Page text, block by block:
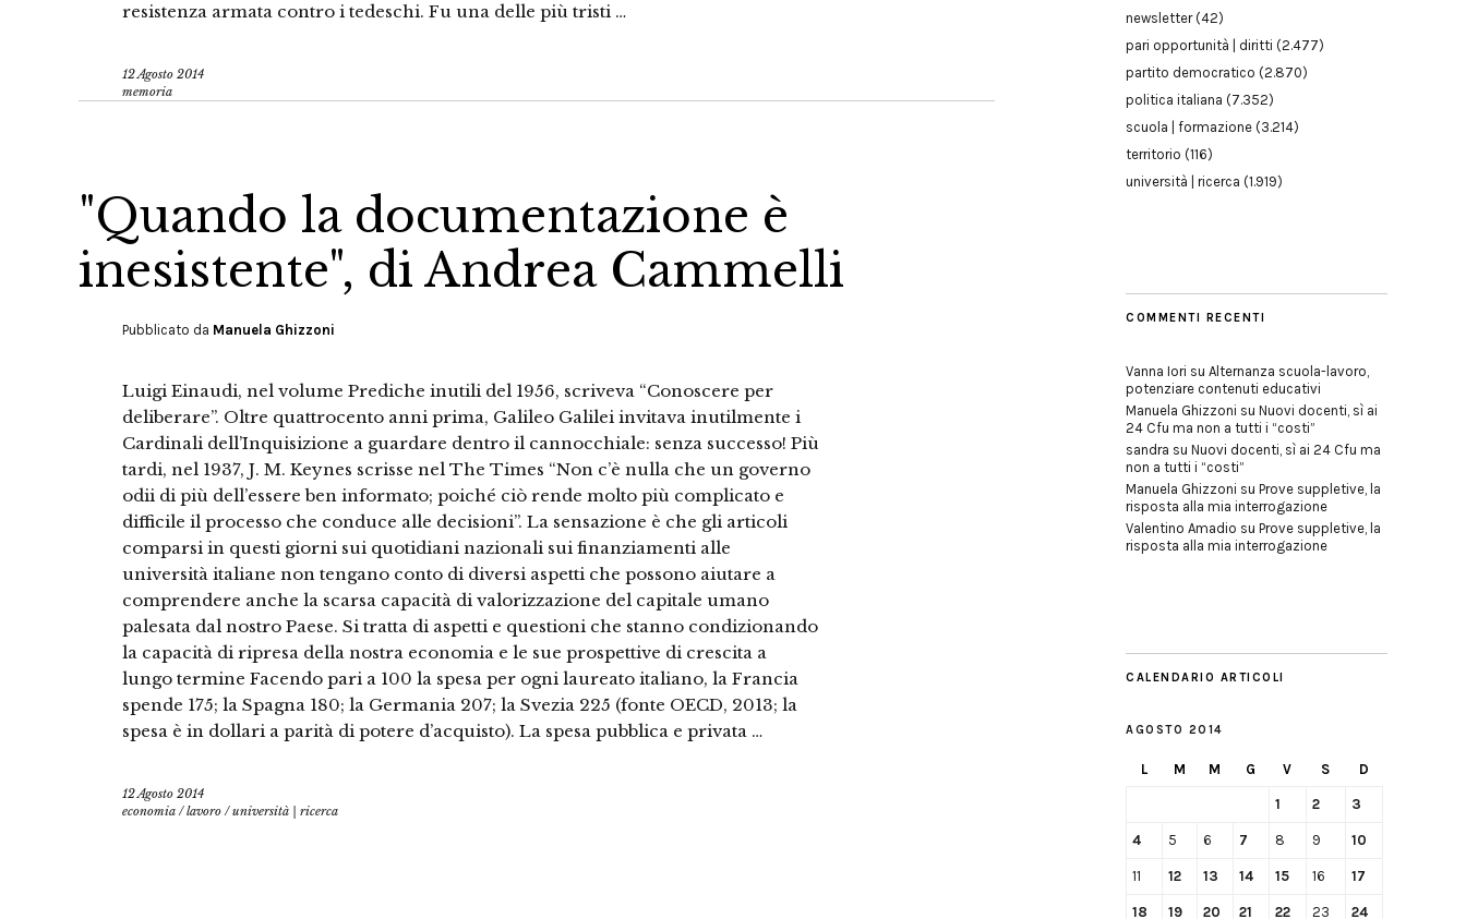
resistenza armata contro i tedeschi. Fu una delle più tristi …
12 Agosto 2014
memoria
"Quando la documentazione è
inesistente", di Andrea Cammelli
Pubblicato da Manuela Ghizzoni
Luigi Einaudi, nel volume Prediche inutili del 1956, scriveva “Conoscere per
deliberare”. Oltre quattrocento anni prima, Galileo Galilei invitava inutilmente i
Cardinali dell’Inquisizione a guardare dentro il cannocchiale: senza successo! Più
tardi, nel 1937, J. M. Keynes scrisse nel The Times “Non c’è nulla che un governo
odii di più dell’essere ben informato; poiché ciò rende molto più complicato e
difficile il processo che conduce alle decisioni”. La sensazione è che gli articoli
comparsi in questi giorni sui quotidiani nazionali sui finanziamenti alle
università italiane non tengano conto di diversi aspetti che possono aiutare a
comprendere anche la scarsa capacità di valorizzazione del capitale umano
palesata dal nostro Paese. Si tratta di aspetti e questioni che stanno condizionando
la capacità di ripresa della nostra economia e le sue prospettive di crescita a
lungo termine Facendo pari a 100 la spesa per ogni laureato italiano, la Francia
spende 175; la Spagna 180; la Germania 207; la Svezia 225 (fonte OECD, 2013; la
spesa è in dollari a parità di potere d’acquisto). La spesa pubblica e privata …
12 Agosto 2014
economia /lavoro /università | ricerca
newsletter(42)
pari opportunità | diritti (2.477)
partito democratico (2.870)
politica italiana (7.352)
scuola | formazione (3.214)
territorio (116)
università | ricerca (1.919)
COMMENTI RECENTI
Vanna Iori su Alternanza scuola-lavoro,
potenziare contenuti educativi
Manuela Ghizzoni su Nuovi docenti, sì ai
24 Cfu ma non a tutti i “costi”
sandra su Nuovi docenti, sì ai 24 Cfu ma
non a tutti i “costi”
Manuela Ghizzoni su Prove suppletive, la
risposta alla mia interrogazione
Valentino Amadio su Prove suppletive, la
risposta alla mia interrogazione
CALENDARIO ARTICOLI
AGOSTO 2014
L M M G V S D
1 2 3
4 5 6 7 8 9 10
11 12 13 14 15 16 17
18 19 20 21 22 23 24